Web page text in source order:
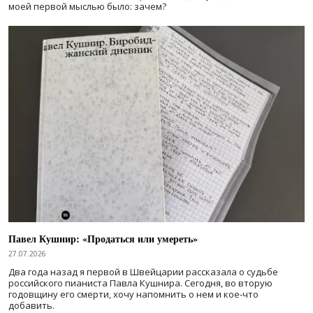
моей первой мыслью было: зачем?
Павел Кушнир: «Продаться или умереть»
27.07.2026
Два года назад я первой в Швейцарии рассказала о судьбе
российского пианиста Павла Кушнира. Сегодня, во вторую
годовщину его смерти, хочу напомнить о нем и кое-что
добавить.